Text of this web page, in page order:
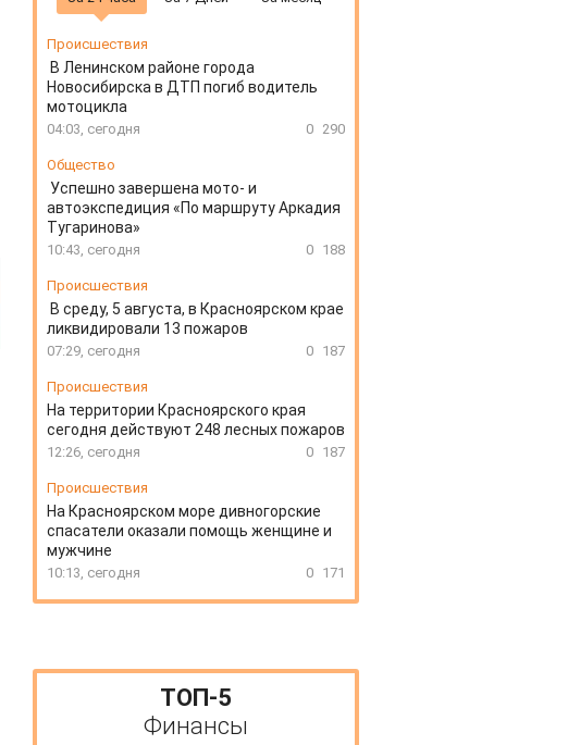
Происшествия
В Ленинском районе города
Новосибирска в ДТП погиб водитель
мотоцикла
04:03, сегодня 0 290
Общество
Успешно завершена мото- и
автоэкспедиция «По маршруту Аркадия
Тугаринова»
10:43, сегодня 0 188
Происшествия
В среду, 5 августа, в Красноярском крае
ликвидировали 13 пожаров
07:29, сегодня 0 187
Происшествия
На территории Красноярского края
сегодня действуют 248 лесных пожаров
12:26, сегодня 0 187
Происшествия
На Красноярском море дивногорские
спасатели оказали помощь женщине и
мужчине
10:13, сегодня 0 171
ТОП-5
Финансы